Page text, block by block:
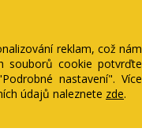
reklam, což nám
souborů cookie potvrďte
nastavení". Více
údajů naleznete zde.